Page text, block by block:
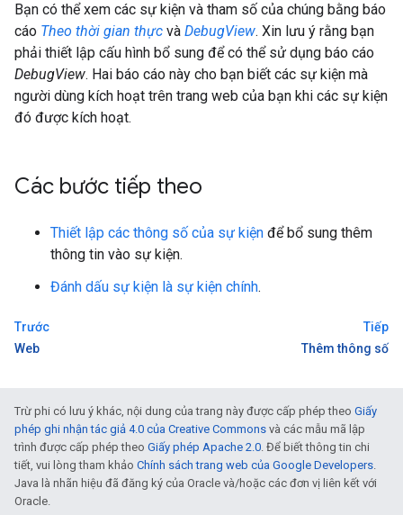
Bạn có thể xem các sự kiện và tham số của chúng bằng báo
cáo Theo thời gian thực và DebugView. Xin lưu ý rằng bạn
phải thiết lập cấu hình bổ sung để có thể sử dụng báo cáo
DebugView. Hai báo cáo này cho bạn biết các sự kiện mà
người dùng kích hoạt trên trang web của bạn khi các sự kiện
đó được kích hoạt.
Các bước tiếp theo
Thiết lập các thông số của sự kiện để bổ sung thêm
thông tin vào sự kiện.
Đánh dấu sự kiện là sự kiện chính.
Trước
Web
Tiếp
Thêm thông số
Trừ phi có lưu ý khác, nội dung của trang này được cấp phép theo Giấy
phép ghi nhận tác giả 4.0 của Creative Commons và các mẫu mã lập
trình được cấp phép theo Giấy phép Apache 2.0. Để biết thông tin chi
tiết, vui lòng tham khảo Chính sách trang web của Google Developers.
Java là nhãn hiệu đã đăng ký của Oracle và/hoặc các đơn vị liên kết với
Oracle.